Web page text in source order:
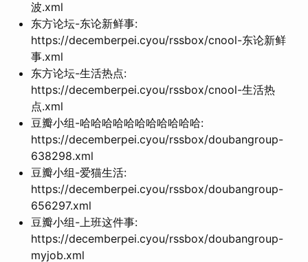
波.xml
东方论坛-东论新鲜事:
https://decemberpei.cyou/rssbox/cnool-东论新鲜
事.xml
东方论坛-生活热点:
https://decemberpei.cyou/rssbox/cnool-生活热
点.xml
豆瓣小组-哈哈哈哈哈哈哈哈哈哈哈:
https://decemberpei.cyou/rssbox/doubangroup-
638298.xml
豆瓣小组-爱猫生活:
https://decemberpei.cyou/rssbox/doubangroup-
656297.xml
豆瓣小组-上班这件事:
https://decemberpei.cyou/rssbox/doubangroup-
myjob.xml